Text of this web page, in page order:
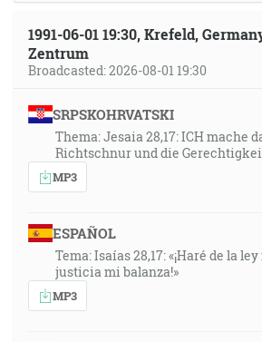
1991-06-01 19:30, Krefeld,
Zentrum
Broadcasted: 2026-08-01 19:30
SRPSKOHRVATSKI
Thema: Jesaia 28,17: ICH mache
Richtschnur und die
MP3
ESPAÑOL
Tema: Isaías 28,17: «¡Haré de la
justicia mi balanza!»
MP3